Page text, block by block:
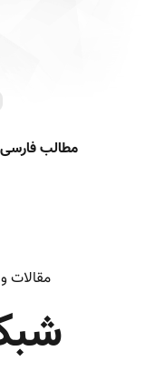
مطالب فارسی
مقالات